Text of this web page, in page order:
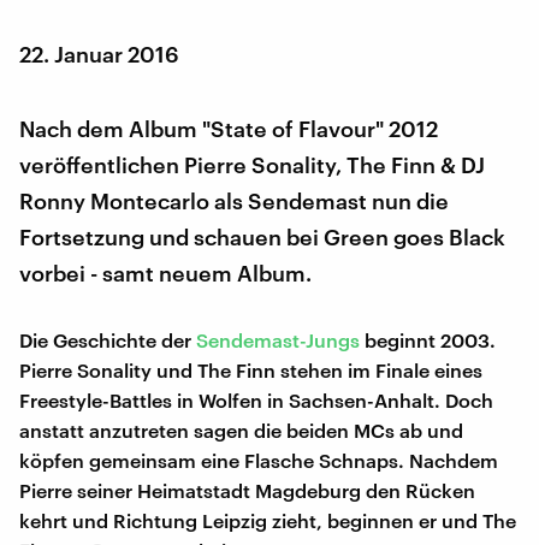
22. Januar 2016
Nach dem Album "State of Flavour" 2012
veröffentlichen Pierre Sonality, The Finn & DJ
Ronny Montecarlo als Sendemast nun die
Fortsetzung und schauen bei Green goes Black
vorbei - samt neuem Album.
Die Geschichte der Sendemast-Jungs beginnt 2003.
Pierre Sonality und The Finn stehen im Finale eines
Freestyle-Battles in Wolfen in Sachsen-Anhalt. Doch
anstatt anzutreten sagen die beiden MCs ab und
köpfen gemeinsam eine Flasche Schnaps. Nachdem
Pierre seiner Heimatstadt Magdeburg den Rücken
kehrt und Richtung Leipzig zieht, beginnen er und The